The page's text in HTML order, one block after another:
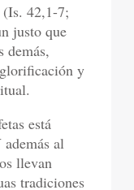
(Is. 42,1-7;
justo que
demás,
y
está
al
llevan
tradiciones